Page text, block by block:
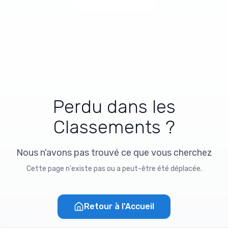
Perdu dans les
Classements ?
Nous n'avons pas trouvé ce que vous cherchez
Cette page n'existe pas ou a peut-être été déplacée.
Retour à l'Accueil